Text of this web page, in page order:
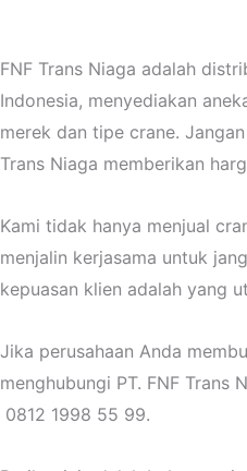
FNF Trans Niaga adalah
Indonesia, menyediakan
merek dan tipe crane.
Trans Niaga memberikan
Kami tidak hanya menjual
menjalin kerjasama untuk
kepuasan klien adalah yang
Jika perusahaan Anda
menghubungi PT. FNF Trans
0812 1998 55 99.